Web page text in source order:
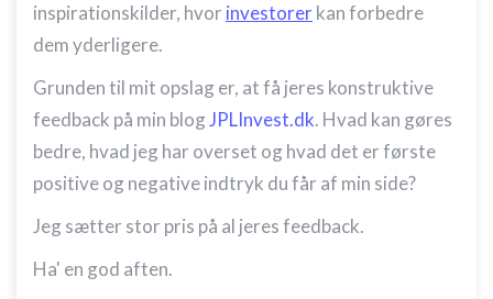
inspirationskilder, hvor investorerkan forbedre
dem yderligere.
Grunden til mit opslag er, at få jeres konstruktive
feedback på min blogJPLInvest.dk. Hvad kan gøres
bedre, hvad jeg har overset og hvad det er første
positive og negative indtryk du får af min side?
Jeg sætter stor pris på al jeres feedback.
Ha' en god aften.